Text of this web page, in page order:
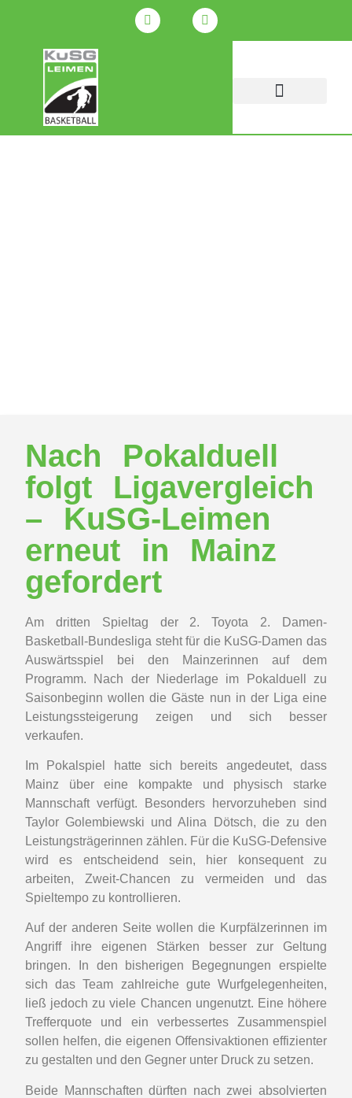
Nach Pokalduell
folgt Ligavergleich
– KuSG-Leimen
erneut in Mainz
gefordert
Am dritten Spieltag der 2. Toyota 2. Damen-
Basketball-Bundesliga steht für die KuSG-Damen das
Auswärtsspiel bei den Mainzerinnen auf dem
Programm. Nach der Niederlage im Pokalduell zu
Saisonbeginn wollen die Gäste nun in der Liga eine
Leistungssteigerung zeigen und sich besser
verkaufen.
Im Pokalspiel hatte sich bereits angedeutet, dass
Mainz über eine kompakte und physisch starke
Mannschaft verfügt. Besonders hervorzuheben sind
Taylor Golembiewski und Alina Dötsch, die zu den
Leistungsträgerinnen zählen. Für die KuSG-Defensive
wird es entscheidend sein, hier konsequent zu
arbeiten, Zweit-Chancen zu vermeiden und das
Spieltempo zu kontrollieren.
Auf der anderen Seite wollen die Kurpfälzerinnen im
Angriff ihre eigenen Stärken besser zur Geltung
bringen. In den bisherigen Begegnungen erspielte
sich das Team zahlreiche gute Wurfgelegenheiten,
ließ jedoch zu viele Chancen ungenutzt. Eine höhere
Trefferquote und ein verbessertes Zusammenspiel
sollen helfen, die eigenen Offensivaktionen effizienter
zu gestalten und den Gegner unter Druck zu setzen.
Beide Mannschaften dürften nach zwei absolvierten